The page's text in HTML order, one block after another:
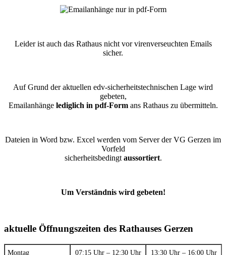
Leider ist auch das Rathaus nicht vor virenverseuchten Emails
sicher.
Auf Grund der aktuellen edv-sicherheitstechnischen Lage wird
gebeten,
Emailanhänge lediglich in pdf-Formans Rathaus zu übermitteln.
Dateien in Word bzw. Excel werden vom Server der VG Gerzen im
Vorfeld
sicherheitsbedingt aussortiert.
Um Verständnis wird gebeten!
aktuelle Öffnungszeiten des Rathauses Gerzen
Montag 07:15 Uhr – 12:30 Uhr 13:30 Uhr – 16:00 Uhr